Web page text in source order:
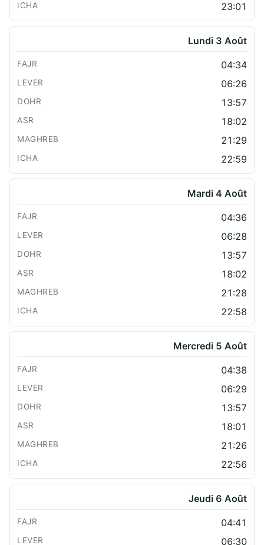
23:01
Lundi 3 Août
04:34
06:26
13:57
18:02
21:29
22:59
Mardi 4 Août
04:36
06:28
13:57
18:02
21:28
22:58
Mercredi 5 Août
04:38
06:29
13:57
18:01
21:26
22:56
Jeudi 6 Août
04:41
06:30